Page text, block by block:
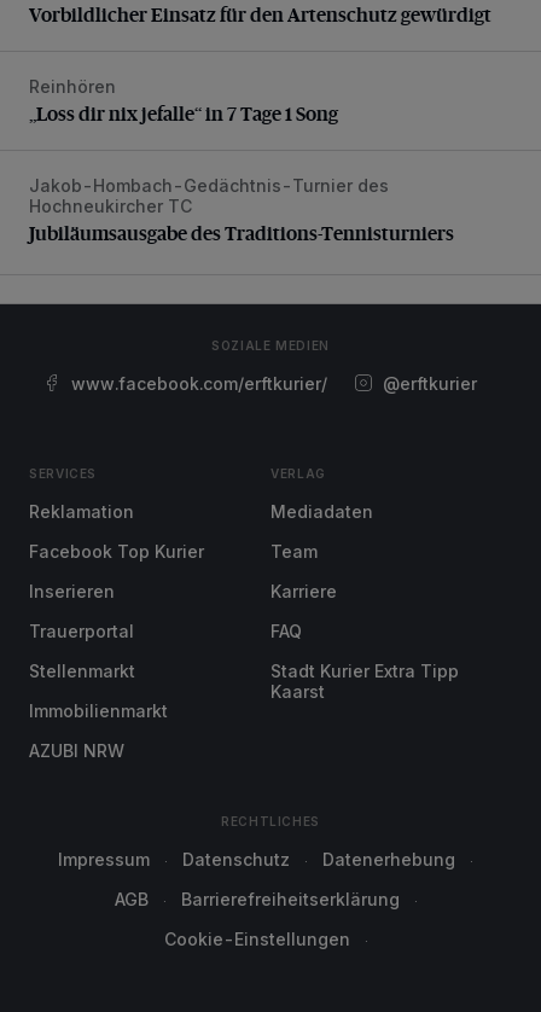
Vorbildlicher Einsatz für den Artenschutz gewürdigt
„Loss dir nix jefalle“ in 7 Tage 1 Song
Reinhören
„Loss dir nix jefalle“ in 7 Tage 1 Song
Jubiläumsausgabe des Traditions-Tennisturniers
Jakob-Hombach-Gedächtnis-Turnier des
Hochneukircher TC
Jubiläumsausgabe des Traditions-Tennisturniers
SOZIALE MEDIEN
www.facebook.com/erftkurier/ @erftkurier
SERVICES
Reklamation
Facebook Top Kurier
Inserieren
Trauerportal
Stellenmarkt
Immobilienmarkt
AZUBI NRW
VERLAG
Mediadaten
Team
Karriere
FAQ
Stadt Kurier Extra Tipp
Kaarst
RECHTLICHES
Impressum Datenschutz
Datenerhebung
AGB
Barrierefreiheitserklärung
Cookie-Einstellungen